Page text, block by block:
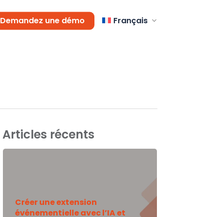
Demandez une démo Français
Articles récents
Créer une extension
événementielle avec l’IA et